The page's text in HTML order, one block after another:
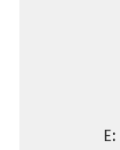
E: